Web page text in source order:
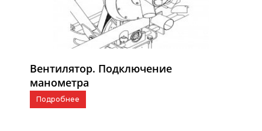
Вентилятор. Подключение
манометра
Подробнее